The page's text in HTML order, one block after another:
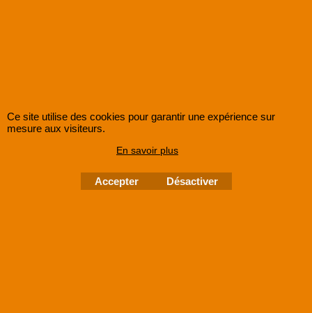
Ce site utilise des cookies pour garantir une expérience sur
mesure aux visiteurs.
En savoir plus
Accepter Désactiver